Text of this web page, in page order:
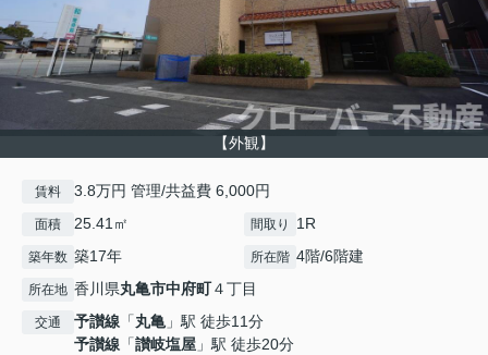
【外観】
賃料 3.8万円 管理/共益費 6,000円
面積 25.41㎡ 間取り 1R
築年数 築17年 所在階 4階/6階建
所在地 香川県丸亀市中府町４丁目
交通 予讃線 「丸亀」駅 徒歩11分
予讃線 「讃岐塩屋 」駅 徒歩20分